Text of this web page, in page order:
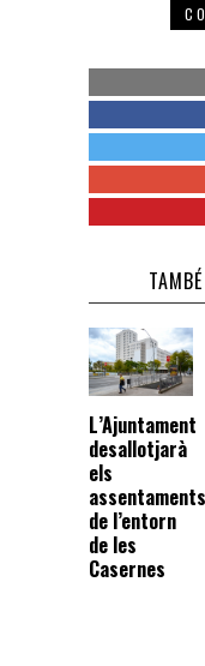
L’Ajuntament
desallotjarà
els
assentaments
de l’entorn
de les
Casernes